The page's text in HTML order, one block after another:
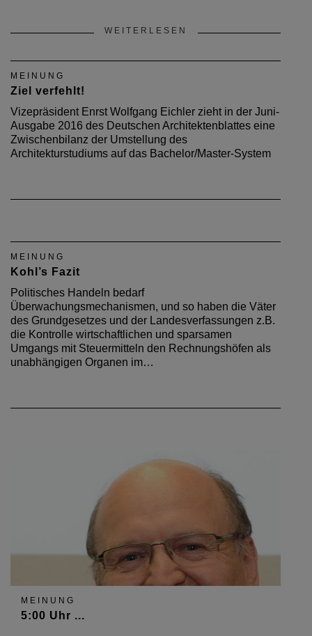
WEITERLESEN
MEINUNG
Ziel verfehlt!
Vizepräsident Enrst Wolfgang Eichler zieht in der Juni-
Ausgabe 2016 des Deutschen Architektenblattes eine
Zwischenbilanz der Umstellung des
Architekturstudiums auf das Bachelor/Master-System
MEINUNG
Kohl’s Fazit
Politisches Handeln bedarf
Überwachungsmechanismen, und so haben die Väter
des Grundgesetzes und der Landesverfassungen z.B.
die Kontrolle wirtschaftlichen und sparsamen
Umgangs mit Steuermitteln den Rechnungshöfen als
unabhängigen Organen im…
MEINUNG
5:00 Uhr ...